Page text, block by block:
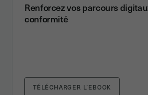
Renforcez vos parcours
conformité
TÉLÉCHARGER L’EBOOK